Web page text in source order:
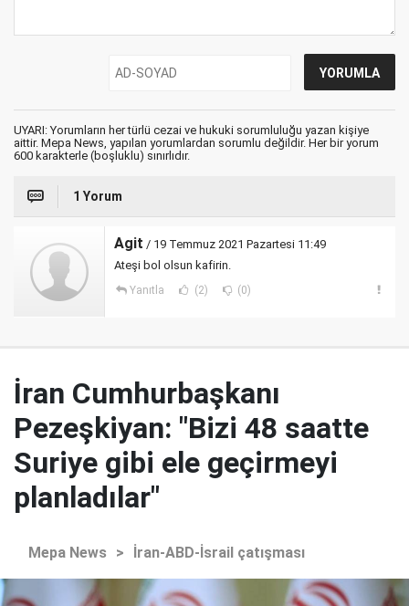
UYARI: Yorumların her türlü cezai ve hukuki sorumluluğu yazan kişiye
aittir. Mepa News, yapılan yorumlardan sorumlu değildir. Her bir yorum
600 karakterle (boşluklu) sınırlıdır.
1 Yorum
Agit / 19 Temmuz 2021 Pazartesi 11:49
Ateşi bol olsun kafirin.
Yanıtla (2) (0)
İran Cumhurbaşkanı
Pezeşkiyan: "Bizi 48 saatte
Suriye gibi ele geçirmeyi
planladılar"
Mepa News > İran-ABD-İsrail çatışması